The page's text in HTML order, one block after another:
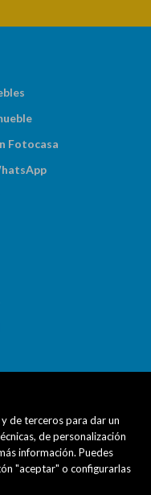
de terceros para dar un
de personalización
información. Puedes
"aceptar" o configurarlas
Fotocasa